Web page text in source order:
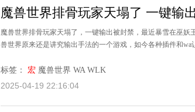
魔兽世界排骨玩家天塌了 一键输
魔兽世界排骨玩家天塌了，一键输出被封禁，最近暴雪在巫
兽世界原来还是讲究输出手法的一个游戏，如今各种插件和wa
标签： 宏 魔兽世界 WA WLK
2025-04-19 22:16:04